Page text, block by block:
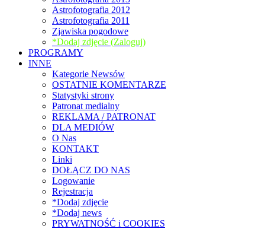
Astrofotografia 2012
Astrofotografia 2011
Zjawiska pogodowe
*Dodaj zdjęcie (Zaloguj)
PROGRAMY
INNE
Kategorie Newsów
OSTATNIE KOMENTARZE
Statystyki strony
Patronat medialny
REKLAMA / PATRONAT
DLA MEDIÓW
O Nas
KONTAKT
Linki
DOŁĄCZ DO NAS
Logowanie
Rejestracja
*Dodaj zdjęcie
*Dodaj news
PRYWATNOŚĆ i COOKIES